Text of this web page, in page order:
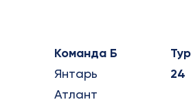
Команда Б Тур
Янтарь 24
Атлант